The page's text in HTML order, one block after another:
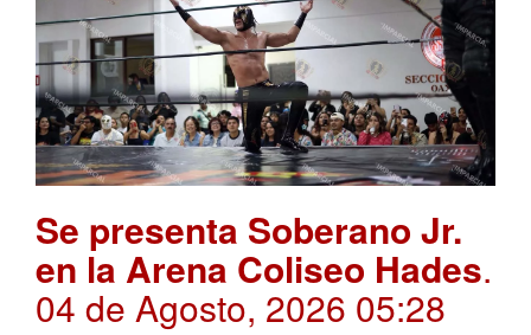
Se presenta Soberano Jr.
en la Arena Coliseo Hades.
04 de Agosto, 2026 05:28